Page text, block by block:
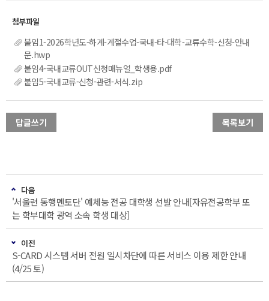
붙임1-2026학년도-하계-계절수업-국내-타-대학-교류수학-신청-안내
문.hwp
붙임4-국내교류OUT신청매뉴얼_학생용.pdf
붙임5-국내교류-신청-관련-서식.zip
답글쓰기 목록보기
다음
'서울런 동행멘토단' 예체능 전공 대학생 선발 안내[자유전공학부 또
는 학부대학 광역 소속 학생 대상]
이전
S-CARD 시스템 서버 전원 일시차단에 따른 서비스 이용 제한 안내
(4/25 토)